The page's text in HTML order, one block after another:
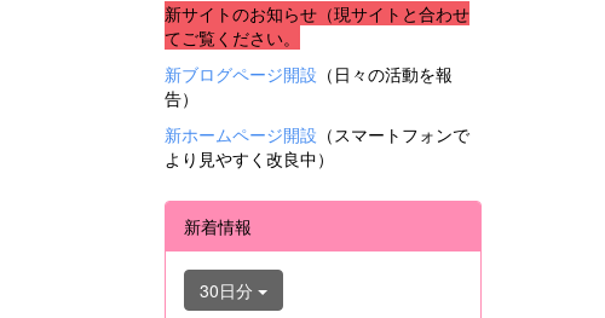
新サイトのお知らせ（現サイトと合わせ
てご覧ください。
新ブログページ開設 （日々の活動を報
告）
新ホームページ開設 （スマートフォンで
より見やすく改良中）
新着情報
30日分